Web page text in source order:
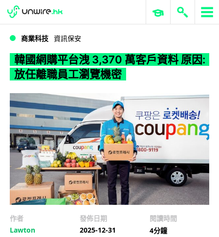
WWDC 2026 ERP 與商業 AI
商業科技 資訊保安
韓國網購平台洩 3,370 萬客戶資料 原因:
放任離職員工瀏覽機密
作者
Lawton
發佈日期
2025-12-31
閱讀時間
4分鐘